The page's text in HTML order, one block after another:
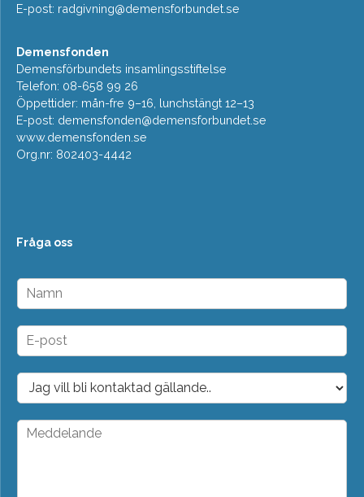
E-post: radgivning@demensforbundet.se
Demensfonden
Demensförbundets insamlingsstiftelse
Telefon: 08-658 99 26
Öppettider: mån-fre 9–16, lunchstängt 12–13
E-post: demensfonden@demensforbundet.se
www.demensfonden.se
Org.nr: 802403-4442
Fråga oss
N
m
n
E
p
o
t
*
D
o
p
M